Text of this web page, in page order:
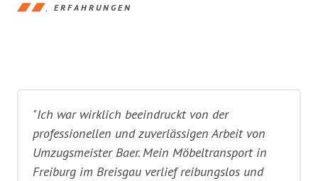
ERFAHRUNGEN
"Ich war wirklich beeindruckt von der
professionellen und zuverlässigen Arbeit von
Umzugsmeister Baer. Mein Möbeltransport in
Freiburg im Breisgau verlief reibungslos und